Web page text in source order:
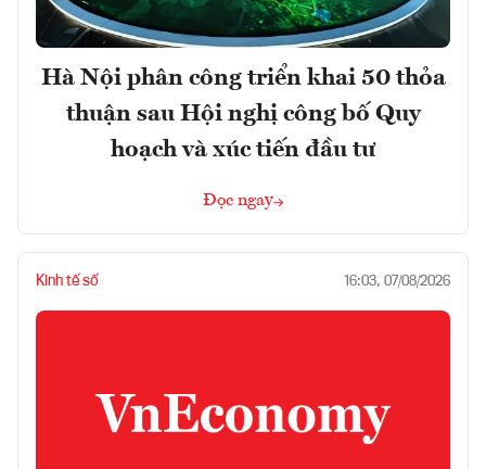
Hà Nội phân công triển khai 50 thỏa
thuận sau Hội nghị công bố Quy
hoạch và xúc tiến đầu tư
Đọc ngay
Kinh tế số 16:03, 07/08/2026